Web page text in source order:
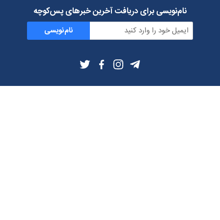
نام‌نویسی برای دریافت آخرین خبرهای پس‌کوچه
نام‌نویسی